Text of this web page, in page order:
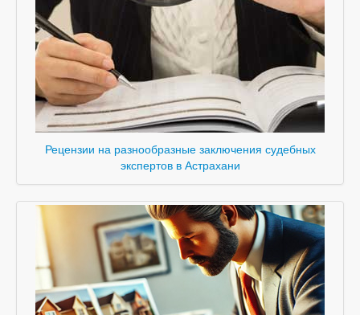
Рецензии на разнообразные заключения судебных
экспертов в Астрахани